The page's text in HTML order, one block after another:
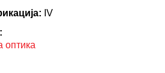
IV
оптика